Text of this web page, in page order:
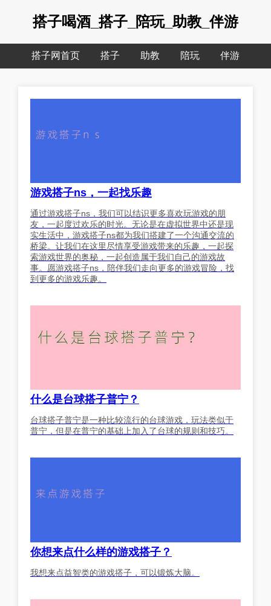
搭子喝酒_搭子_陪玩_助教_伴游
搭子网首页 搭子 助教 陪玩 伴游
游戏搭子ns，一起找乐趣
通过游戏搭子ns，我们可以结识更多喜欢玩游戏的朋
友，一起度过欢乐的时光。无论是在虚拟世界中还是现
实生活中，游戏搭子ns都为我们搭建了一个沟通交流的
桥梁。让我们在这里尽情享受游戏带来的乐趣，一起探
索游戏世界的奥秘，一起创造属于我们自己的游戏故
事。愿游戏搭子ns，陪伴我们走向更多的游戏冒险，找
到更多的游戏乐趣。
什么是台球搭子普宁？
台球搭子普宁是一种比较流行的台球游戏，玩法类似于
普宁，但是在普宁的基础上加入了台球的规则和技巧。
你想来点什么样的游戏搭子？
我想来点益智类的游戏搭子，可以锻炼大脑。